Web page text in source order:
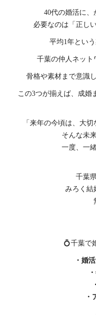
40代の婚活に、
必要なのは「正し
平均1年とい
千葉の仲人ネット
骨格や素材まで意識
この3つが揃えば、成婚
「来年の今頃は、大
そんな未
一度、一
千葉
みろく
💍千葉で
・婚
・